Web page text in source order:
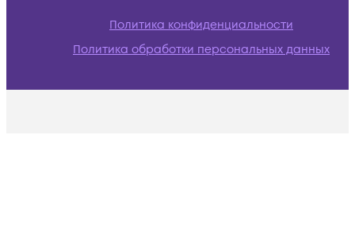
Политика конфиденциальности
Политика обработки персональных данных